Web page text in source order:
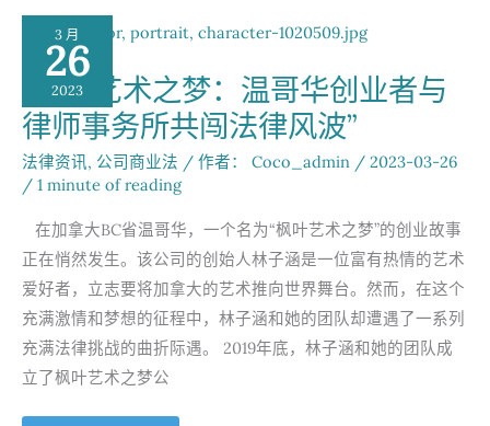
行
中
华
人
民
共
和
国
法
院
生
效
法
文
件
之
案
例
分
析：
张
某
与
唐
某
3 月
26
2023
“枫叶艺术之梦：温哥华创业者与
律师事务所共闯法律风波”
法律资讯, 公司商业法 / 作者： Coco_admin / 2023-03-26
/ 1 minute of reading
在加拿大BC省温哥华，一个名为“枫叶艺术之梦”的创业故事
正在悄然发生。该公司的创始人林子涵是一位富有热情的艺术
爱好者，立志要将加拿大的艺术推向世界舞台。然而，在这个
充满激情和梦想的征程中，林子涵和她的团队却遭遇了一系列
充满法律挑战的曲折际遇。 2019年底，林子涵和她的团队成
立了枫叶艺术之梦公